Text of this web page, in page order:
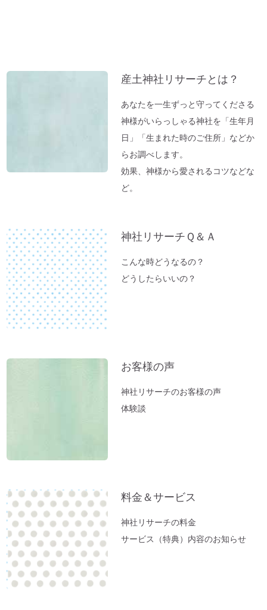
産土神社リサーチとは？
あなたを一生ずっと守ってくださる
神様がいらっしゃる神社を「生年月
日」「生まれた時のご住所」などか
らお調べします。
効果、神様から愛されるコツなどな
ど。
神社リサーチＱ＆Ａ
こんな時どうなるの？
どうしたらいいの？
お客様の声
神社リサーチのお客様の声
体験談
料金＆サービス
神社リサーチの料金
サービス（特典）内容のお知らせ